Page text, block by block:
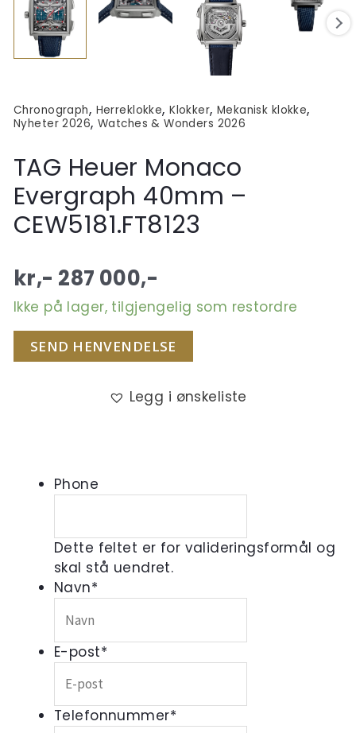
Chronograph, Herreklokke,Klokker, Mekanisk klokke,
Nyheter 2026, Watches & Wonders 2026
TAG Heuer Monaco
Evergraph 40mm –
CEW5181.FT8123
kr,- 287 000,-
Ikke på lager, tilgjengelig som restordre
SEND HENVENDELSE
Legg i ønskeliste
Phone
Dette feltet er for valideringsformål og
skal stå uendret.
Navn*
E-post*
Telefonnummer*